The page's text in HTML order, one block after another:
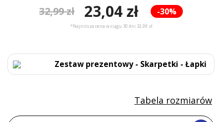
-30%
32,99 zł 23,04 zł
*Najniższa cena w ciągu 30 dni 32,99 zł
Zestaw prezentowy - Skarpetki - Łapki
Tabela rozmiarów